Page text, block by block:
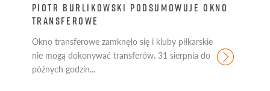
PIOTR BURLIKOWSKI PODSUMOWUJE OKNO
TRANSFEROWE
Okno transferowe zamknęło się i kluby piłkarskie
nie mogą dokonywać transferów. 31 sierpnia do
późnych godzin...